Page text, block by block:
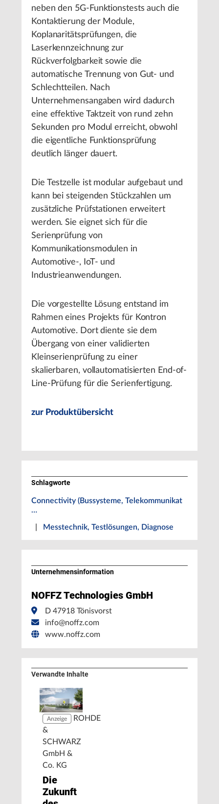
neben den 5G-Funktionstests auch die
Kontaktierung der Module,
Koplanaritätsprüfungen, die
Laserkennzeichnung zur
Rückverfolgbarkeit sowie die
automatische Trennung von Gut- und
Schlechtteilen. Nach
Unternehmensangaben wird dadurch
eine effektive Taktzeit von rund zehn
Sekunden pro Modul erreicht, obwohl
die eigentliche Funktionsprüfung
deutlich länger dauert.
Die Testzelle ist modular aufgebaut und
kann bei steigenden Stückzahlen um
zusätzliche Prüfstationen erweitert
werden. Sie eignet sich für die
Serienprüfung von
Kommunikationsmodulen in
Automotive-, IoT- und
Industrieanwendungen.
Die vorgestellte Lösung entstand im
Rahmen eines Projekts für Kontron
Automotive. Dort diente sie dem
Übergang von einer validierten
Kleinserienprüfung zu einer
skalierbaren, vollautomatisierten End-of-
Line-Prüfung für die Serienfertigung.
zur Produktübersicht
Schlagworte
Connectivity (Bussysteme, Telekommunikat
…
Messtechnik, Testlösungen, Diagnose
Unternehmens­information
NOFFZ Technologies GmbH
D 47918 Tönisvorst
info@noffz.com
www.noffz.com
Verwandte Inhalte
Anzeige
ROHDE
&
SCHWARZ
GmbH &
Co. KG
Die
Zukunft